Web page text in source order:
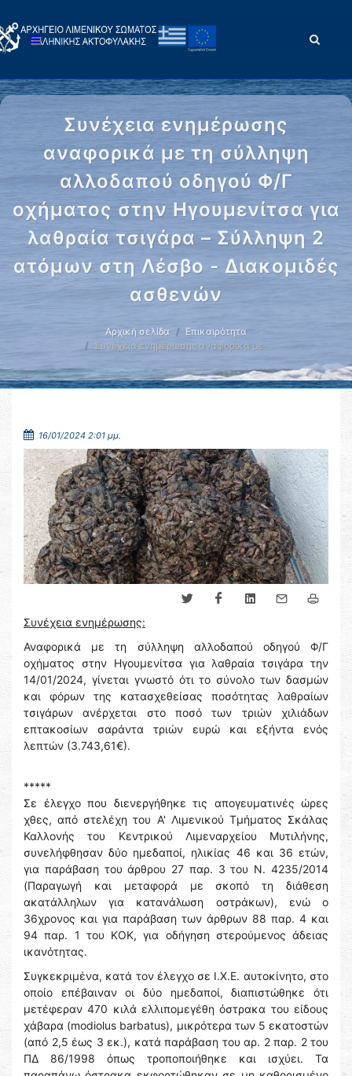
Συνέχεια ενημέρωσης
αναφορικά με τη σύλληψη
αλλοδαπού οδηγού Φ/Γ
οχήματος στην Ηγουμενίτσα για
λαθραία τσιγάρα – Σύλληψη 2
ατόμων στη Λέσβο - Διακομιδές
ασθενών
Αρχική σελίδα
Επικαιρότητα
Συνέχεια ενημέρωσης αναφορικά με …
16/01/2024 2:01 μμ.
Συνέχεια ενημέρωσης:
Αναφορικά με τη σύλληψη αλλοδαπού οδηγού Φ/Γ
οχήματος στην Ηγουμενίτσα για λαθραία τσιγάρα την
14/01/2024, γίνεται γνωστό ότι το σύνολο των δασμών
και φόρων της κατασχεθείσας ποσότητας λαθραίων
τσιγάρων ανέρχεται στο ποσό των τριών χιλιάδων
επτακοσίων σαράντα τριών ευρώ και εξήντα ενός
λεπτών (3.743,61€).
*****
Σε έλεγχο που διενεργήθηκε τις απογευματινές ώρες
χθες, από στελέχη του Α' Λιμενικού Τμήματος Σκάλας
Καλλονής του Κεντρικού Λιμεναρχείου Μυτιλήνης,
συνελήφθησαν δύο ημεδαποί, ηλικίας 46 και 36 ετών,
για παράβαση του άρθρου 27 παρ. 3 του Ν. 4235/2014
(Παραγωγή και μεταφορά με σκοπό τη διάθεση
ακατάλληλων για κατανάλωση οστράκων), ενώ ο
36χρονος και για παράβαση των άρθρων 88 παρ. 4 και
94 παρ. 1 του ΚΟΚ, για οδήγηση στερούμενος άδειας
ικανότητας.
Συγκεκριμένα, κατά τον έλεγχο σε Ι.Χ.Ε. αυτοκίνητο, στο
οποίο επέβαιναν οι δύο ημεδαποί, διαπιστώθηκε ότι
μετέφεραν 470 κιλά ελλιπομεγέθη όστρακα του είδους
χάβαρα (modiolus barbatus), μικρότερα των 5 εκατοστών
(από 2,5 έως 3 εκ.), κατά παράβαση του αρ. 2 παρ. 2 του
ΠΔ 86/1998 όπως τροποποιήθηκε και ισχύει. Τα